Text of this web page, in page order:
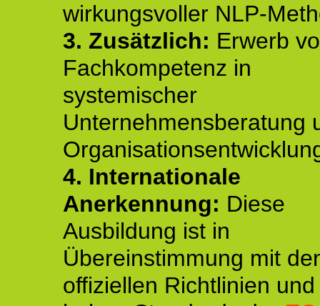
wirkungsvoller NLP-
3. Zusätzlich: Erwerb
Fachkompetenz in
systemischer
Unternehmensberatung
4. Internationale
Anerkennung: Diese
Ausbildung ist in
Übereinstimmung mit
offiziellen Richtlinien